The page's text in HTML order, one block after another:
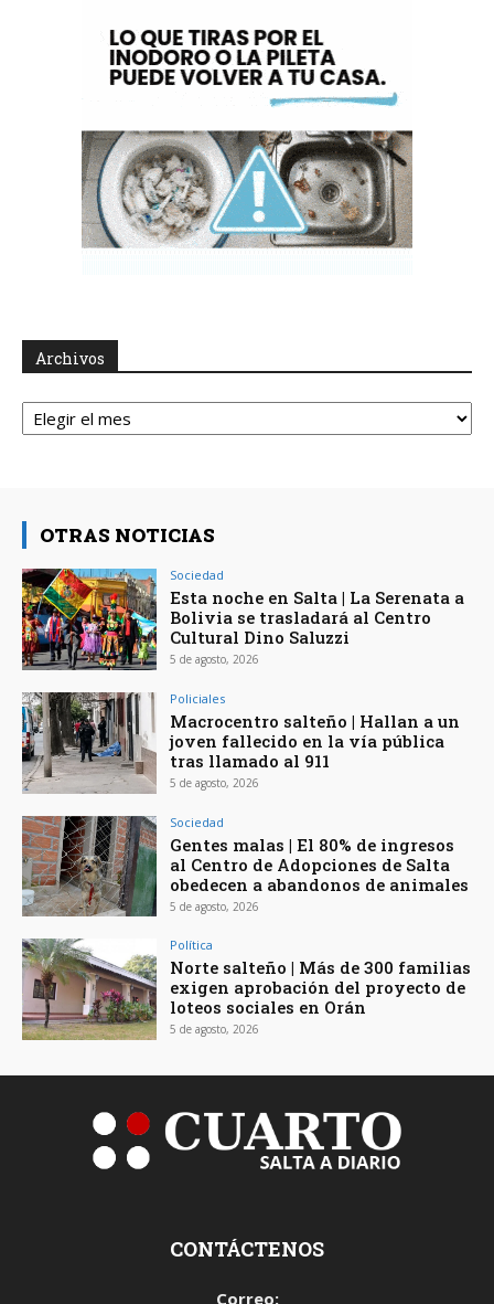
Archivos
Archivos
OTRAS NOTICIAS
Sociedad
Esta noche en Salta | La Serenata a
Bolivia se trasladará al Centro
Cultural Dino Saluzzi
5 de agosto, 2026
Policiales
Macrocentro salteño | Hallan a un
joven fallecido en la vía pública
tras llamado al 911
5 de agosto, 2026
Sociedad
Gentes malas | El 80% de ingresos
al Centro de Adopciones de Salta
obedecen a abandonos de animales
5 de agosto, 2026
Política
Norte salteño | Más de 300 familias
exigen aprobación del proyecto de
loteos sociales en Orán
5 de agosto, 2026
CONTÁCTENOS
Correo: